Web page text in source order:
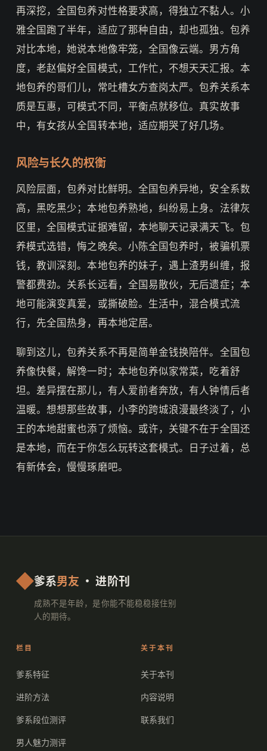
再深挖，全国包养对性格要求高，得独立不黏人。小
雅全国跑了半年，适应了那种自由，却也孤独。包养
对比本地，她说本地像牢笼，全国像云端。男方角
度，老赵偏好全国模式，工作忙，不想天天汇报。本
地包养的哥们儿，常吐槽女方查岗太严。包养关系本
质是互惠，可模式不同，平衡点就移位。真实故事
中，有女孩从全国转本地，适应期哭了好几场。
风险与长久的权衡
风险层面，包养对比鲜明。全国包养异地，安全系数
高，黑吃黑少；本地包养熟地，纠纷易上身。法律灰
区里，全国模式证据难留，本地聊天记录满天飞。包
养模式选错，悔之晚矣。小陈全国包养时，被骗机票
钱，教训深刻。本地包养的妹子，遇上渣男纠缠，报
警都费劲。关系长远看，全国易散伙，无后遗症；本
地可能演变真爱，或撕破脸。生活中，混合模式流
行，先全国热身，再本地定居。
聊到这儿，包养关系不再是简单金钱换陪伴。全国包
养像快餐，解馋一时；本地包养似家常菜，吃着舒
坦。差异摆在那儿，有人爱前者奔放，有人钟情后者
温暖。想想那些故事，小李的跨城浪漫最终淡了，小
王的本地甜蜜也添了烦恼。或许，关键不在于全国还
是本地，而在于你怎么玩转这套模式。日子过着，总
有新体会，慢慢琢磨吧。
爹系男友 · 进阶刊
成熟不是年龄，是你能不能稳稳接住别
人的期待。
栏目
爹系特征
进阶方法
爹系段位测评
男人魅力测评
关于本刊
关于本刊
内容说明
联系我们